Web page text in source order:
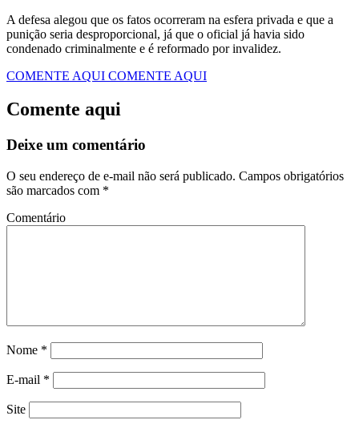
A defesa alegou que os fatos ocorreram na esfera privada e que a
punição seria desproporcional, já que o oficial já havia sido
condenado criminalmente e é reformado por invalidez.
COMENTE AQUI COMENTE AQUI
Comente aqui
Deixe um comentário
O seu endereço de e-mail não será publicado. Campos obrigatórios
são marcados com *
Comentário
Nome *
E-mail *
Site